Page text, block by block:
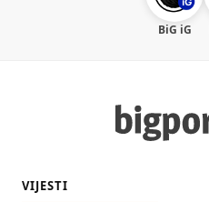
BiG iG
VIJESTI